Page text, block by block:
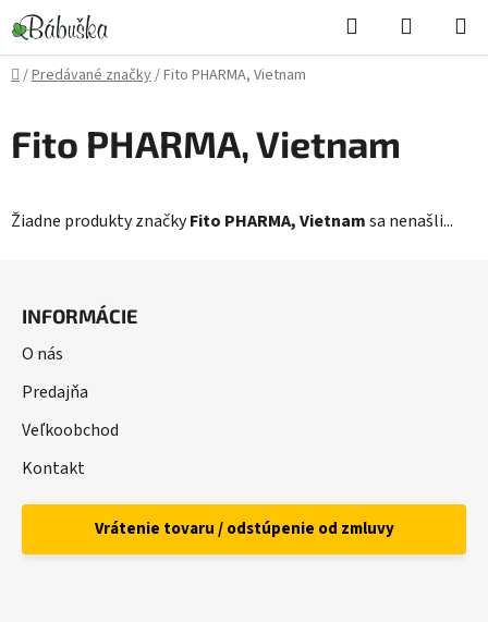
Prejsť
na
obsah
Hľadať
KOŠÍK
Domov
/Predávané značky/Fito PHARMA, Vietnam
Fito PHARMA, Vietnam
Žiadne produkty značkyFito PHARMA, Vietnamsa nenašli...
INFORMÁCIE
O nás
Predajňa
Veľkoobchod
Kontakt
Vrátenie tovaru / odstúpenie od zmluvy